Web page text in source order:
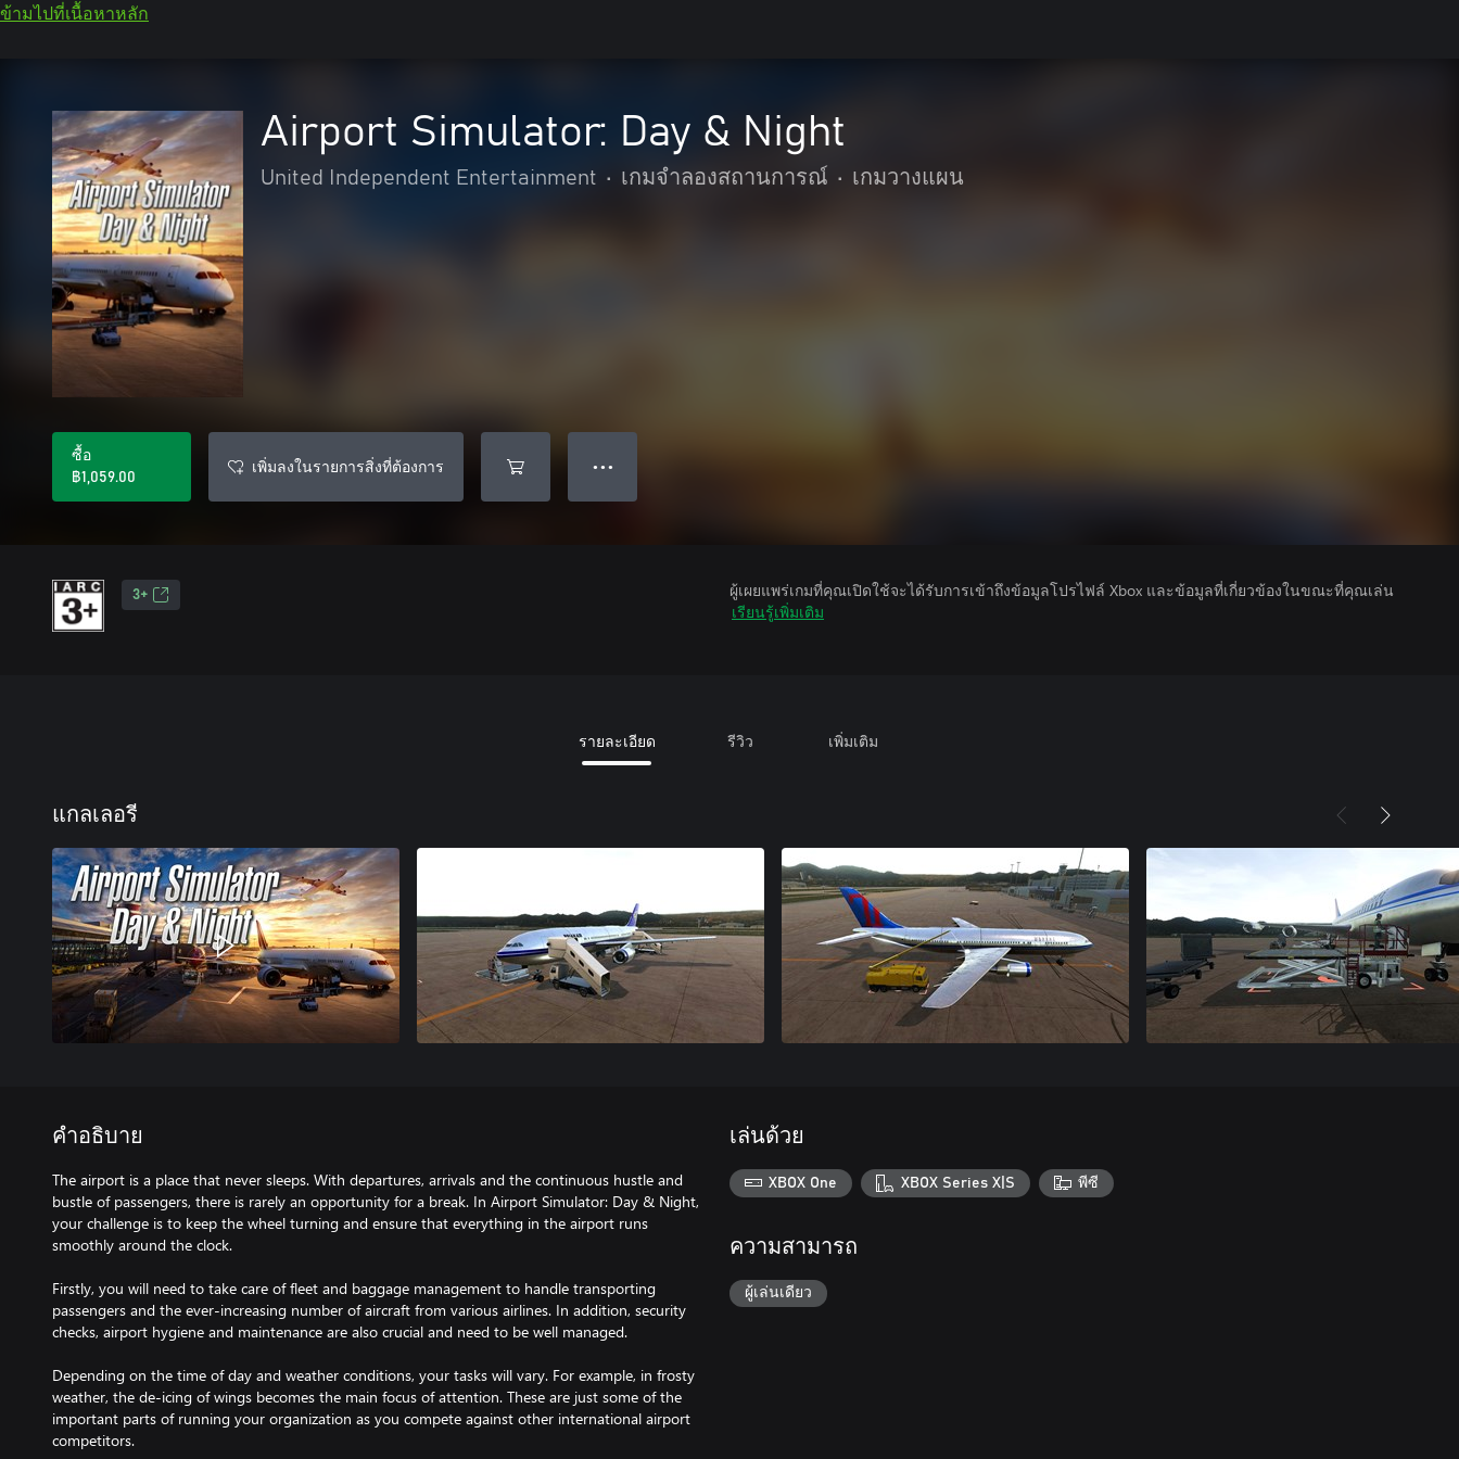
ข้ามไปที่เนื้อหาหลัก
Airport Simulator: Day & Night
United Independent Entertainment • เกมจำลองสถานการณ์ • เกมวางแผน
ซื้อ
฿1,059.00
เพิ่มลงในรายการสิ่งที่ต้องการ ● ● ●
3+
ผู้เผยแพร่เกมที่คุณเปิดใช้จะได้รับการเข้าถึงข้อมูลโปรไฟล์ Xbox และข้อมูลที่เกี่ยวข้องในขณะที่คุณเล่น
เรียนรู้เพิ่มเติม
รายละเอียด รีวิว เพิ่มเติม
แกลเลอรี
คำอธิบาย
The airport is a place that never sleeps. With departures, arrivals and the continuous hustle and
bustle of passengers, there is rarely an opportunity for a break. In Airport Simulator: Day & Night,
your challenge is to keep the wheel turning and ensure that everything in the airport runs
smoothly around the clock.
Firstly, you will need to take care of fleet and baggage management to handle transporting
passengers and the ever-increasing number of aircraft from various airlines. In addition, security
checks, airport hygiene and maintenance are also crucial and need to be well managed.
Depending on the time of day and weather conditions, your tasks will vary. For example, in frosty
weather, the de-icing of wings becomes the main focus of attention. These are just some of the
important parts of running your organization as you compete against other international airport
competitors.
เล่นด้วย
XBOX One XBOX Series X|S พีซี
ความสามารถ
ผู้เล่นเดียว